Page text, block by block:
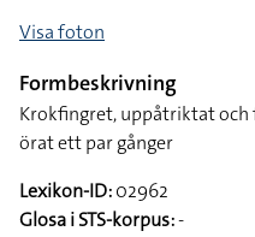
Visa foton
Formbeskrivning
Krokfingret, uppåtriktat
örat ett par gånger
Lexikon-ID:02962
Glosa i STS-korpus:-